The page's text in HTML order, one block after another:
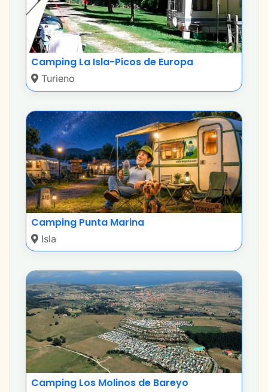
Camping La Isla-Picos de Europa
Turieno
Camping Punta Marina
Isla
Camping Los Molinos de Bareyo